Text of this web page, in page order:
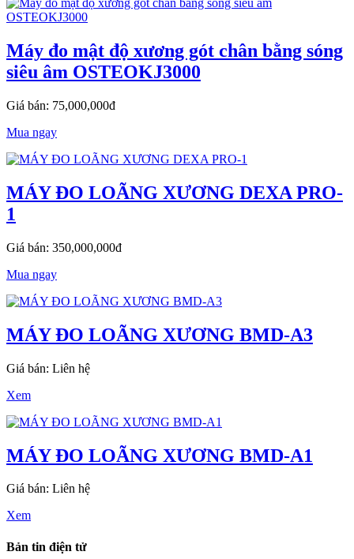
Máy đo mật độ xương gót chân bằng sóng
siêu âm OSTEOKJ3000
Giá bán: 75,000,000đ
Mua ngay
MÁY ĐO LOÃNG XƯƠNG DEXA PRO-
1
Giá bán: 350,000,000đ
Mua ngay
MÁY ĐO LOÃNG XƯƠNG BMD-A3
Giá bán: Liên hệ
Xem
MÁY ĐO LOÃNG XƯƠNG BMD-A1
Giá bán: Liên hệ
Xem
Bản tin điện tử